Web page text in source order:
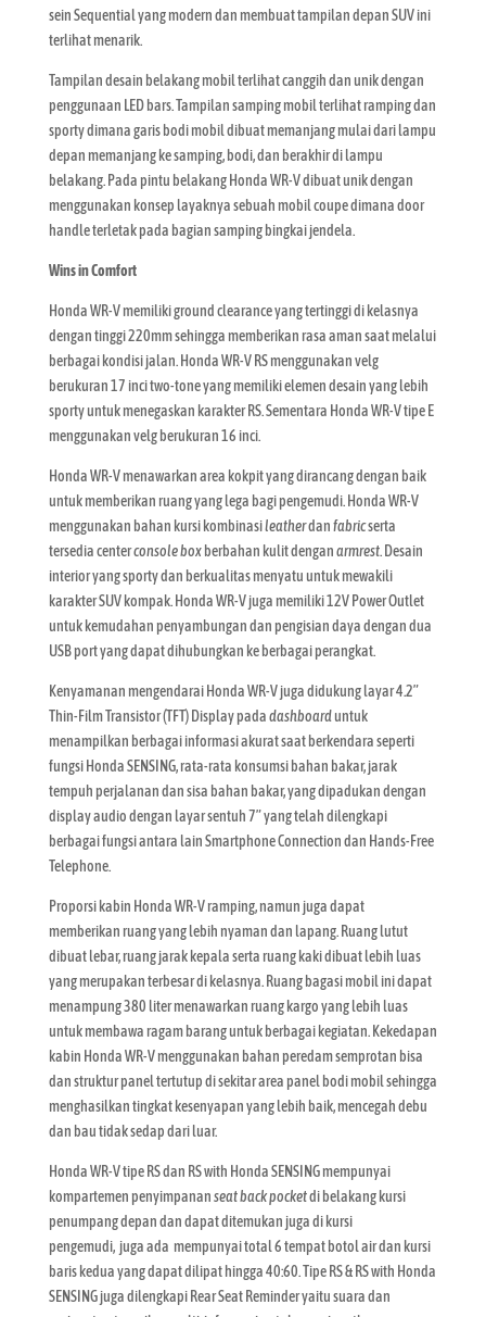
sein Sequential yang modern dan membuat tampilan depan SUV ini
terlihat menarik.
Tampilan desain belakang mobil terlihat canggih dan unik dengan
penggunaan LED bars. Tampilan samping mobil terlihat ramping dan
sporty dimana garis bodi mobil dibuat memanjang mulai dari lampu
depan memanjang ke samping, bodi, dan berakhir di lampu
belakang. Pada pintu belakang Honda WR-V dibuat unik dengan
menggunakan konsep layaknya sebuah mobil coupe dimana door
handle terletak pada bagian samping bingkai jendela.
Wins in Comfort
Honda WR-V memiliki ground clearance yang tertinggi di kelasnya
dengan tinggi 220mm sehingga memberikan rasa aman saat melalui
berbagai kondisi jalan. Honda WR-V RS menggunakan velg
berukuran 17 inci two-tone yang memiliki elemen desain yang lebih
sporty untuk menegaskan karakter RS. Sementara Honda WR-V tipe E
menggunakan velg berukuran 16 inci.
Honda WR-V menawarkan area kokpit yang dirancang dengan baik
untuk memberikan ruang yang lega bagi pengemudi. Honda WR-V
menggunakan bahan kursi kombinasileatherdanfabricserta
tersedia centerconsole boxberbahan kulit denganarmrest. Desain
interior yang sporty dan berkualitas menyatu untuk mewakili
karakter SUV kompak. Honda WR-V juga memiliki 12V Power Outlet
untuk kemudahan penyambungan dan pengisian daya dengan dua
USB port yang dapat dihubungkan ke berbagai perangkat.
Kenyamanan mengendarai Honda WR-V juga didukung layar 4.2”
Thin-Film Transistor (TFT) Display padadashboarduntuk
menampilkan berbagai informasi akurat saat berkendara seperti
fungsi Honda SENSING, rata-rata konsumsi bahan bakar, jarak
tempuh perjalanan dan sisa bahan bakar, yang dipadukan dengan
display audio dengan layar sentuh 7” yang telah dilengkapi
berbagai fungsi antara lain Smartphone Connection dan Hands-Free
Telephone.
Proporsi kabin Honda WR-V ramping, namun juga dapat
memberikan ruang yang lebih nyaman dan lapang. Ruang lutut
dibuat lebar, ruang jarak kepala serta ruang kaki dibuat lebih luas
yang merupakan terbesar di kelasnya. Ruang bagasi mobil ini dapat
menampung 380 liter menawarkan ruang kargo yang lebih luas
untuk membawa ragam barang untuk berbagai kegiatan. Kekedapan
kabin Honda WR-V menggunakan bahan peredam semprotan bisa
dan struktur panel tertutup di sekitar area panel bodi mobil sehingga
menghasilkan tingkat kesenyapan yang lebih baik, mencegah debu
dan bau tidak sedap dari luar.
Honda WR-V tipe RS dan RS with Honda SENSING mempunyai
kompartemen penyimpananseat back pocketdi belakang kursi
penumpang depan dan dapat ditemukan juga di kursi
pengemudi, juga ada mempunyai total 6 tempat botol air dan kursi
baris kedua yang dapat dilipat hingga 40:60. Tipe RS & RS with Honda
SENSING juga dilengkapi Rear Seat Reminder yaitu suara dan